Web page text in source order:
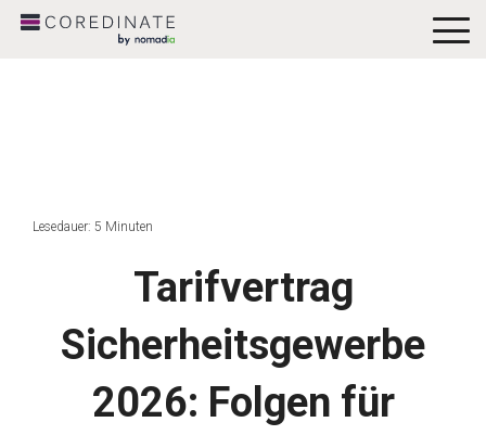
Lesedauer: 5 Minuten
Tarifvertrag
Sicherheitsgewerbe
2026: Folgen für